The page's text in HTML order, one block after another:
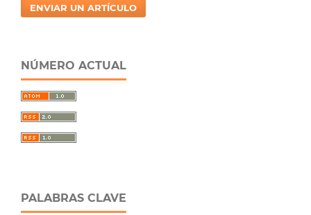
ENVIAR UN ARTÍCULO
NÚMERO ACTUAL
PALABRAS CLAVE